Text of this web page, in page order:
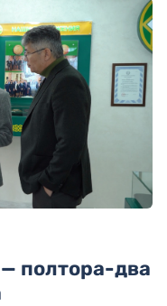
полтора-два